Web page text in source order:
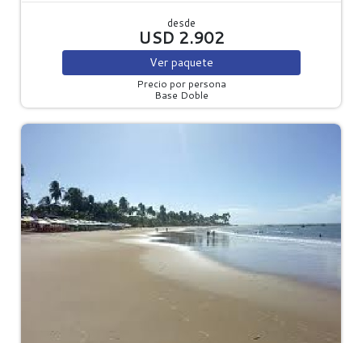
desde
USD 2.902
Ver paquete
Precio por persona
Base Doble